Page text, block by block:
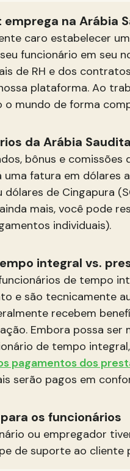
emprega na Arábia
caro estabelecer
funcionário em seu
de RH e dos
plataforma. Ao
mundo de forma
da Arábia
bônus e
fatura em dólares
dólares de Cingapura
mais, você pode
individuais).
integral vs.
de tempo
e são tecnicamente
recebem
Embora possa
de tempo
pagamentos dos
serão pagos em
os funcionários
ou empregador
de suporte ao